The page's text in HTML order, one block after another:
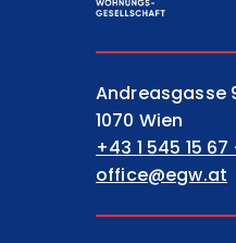
EGW Erste
Andreasgasse
1070 Wien
+43 1 545 15 67
office@egw.at